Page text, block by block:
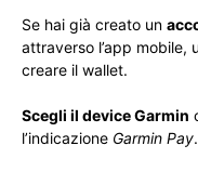
Se hai già creato un
attraverso l’app mobile,
creare il wallet.
Scegli il device Garmin
l’indicazione Garmin Pay.